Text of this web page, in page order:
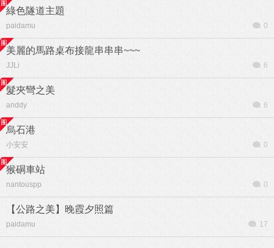
綠色隧道主題
paidamu 0
美麗的馬路桌布接龍串串串~~~
JJLi 6
髮夾彎之美
anddy 6
烏石港
小安安 0
猴硐車站
nantouspp 0
【公路之美】晚霞夕照篇
paidamu 17